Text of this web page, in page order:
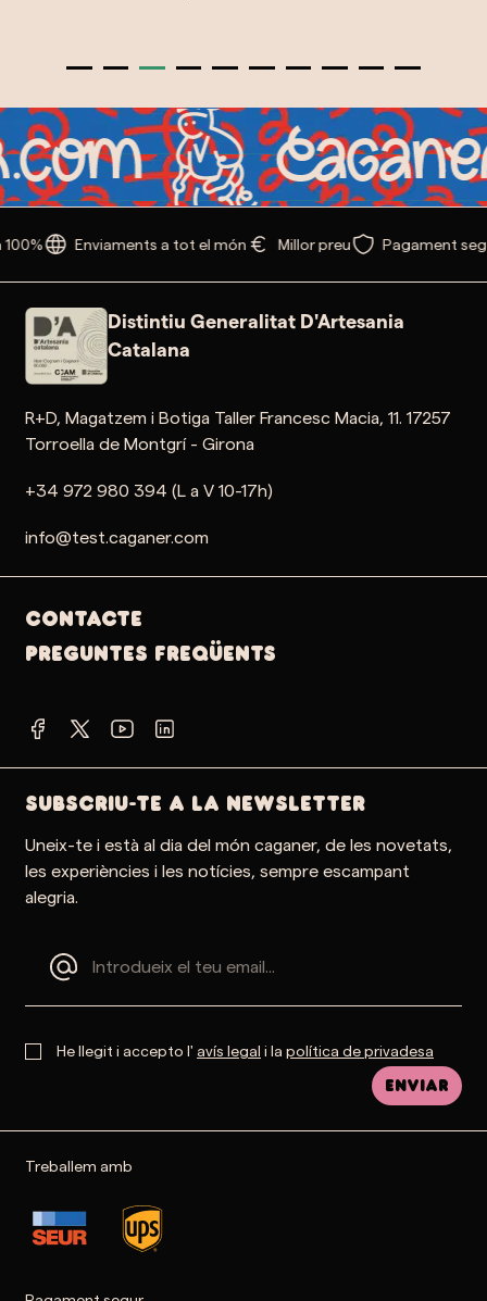
Enviaments a tot el món Millor preu Pagament
Distintiu Generalitat D'Artesania
Catalana
R+D, Magatzem i Botiga Taller Francesc Macia, 11. 17257
Torroella de Montgrí - Girona
+34 972 980 394 (L a V 10-17h)
info@test.caganer.com
Contacte
PREGUNTES FREQÜENTS
SUBSCRIU-TE A LA NEWSLETTER
Uneix-te i està al dia del món caganer, de les novetats,
les experiències i les notícies, sempre escampant
alegria.
He llegit i accepto l' avís legal i la política de privadesa
Enviar
Treballem amb